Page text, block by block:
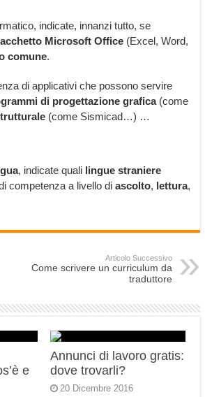
indicate, innanzi tutto, se
Microsoft Office(Excel, Word,
comune.
di applicativi che possono servire
di progettazione grafica(come
(come Sismicad…) …
, indicate quali lingue straniere
competenza a livello di ascolto, lettura,
Articolo Successivo
Come scrivere un curriculum da
traduttore
e
Annunci di lavoro gratis:
dove trovarli?
20 Dicembre 2016